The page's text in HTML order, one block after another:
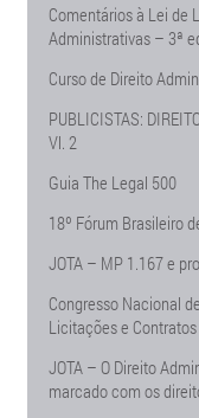
Comentários à Lei de
Administrativas – 3ª
Curso de Direito
PUBLICISTAS:
Vl. 2
Guia The Legal 500
18º Fórum Brasileiro
JOTA – MP 1.167 e
Congresso Nacional
Licitações e
JOTA – O Direito
marcado com os